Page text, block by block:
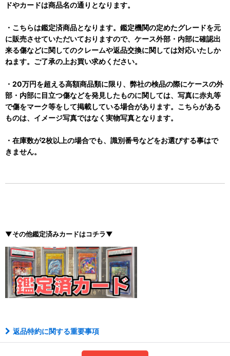
ドやカードは商品名の通りとなります。
・こちらは鑑定済商品となります。鑑定機関の定めたグレードを元
に販売させていただいておりますので、ケース外部・内部に確認出
来る傷などに関してのクレームや返品交換に関しては対応いたしか
ねます。ご了承の上お買い求めください。
・20万円を超える高額商品類に限り、弊社の検品の際にケースの外
部・内部に目立つ傷などを発見したものに関しては、写真に赤丸等
で傷をマーク等をして掲載している場合があります。こちらがある
ものは、イメージ写真ではなく実物写真となります。
・在庫数が2枚以上の場合でも、識別番号などをお選びする事はで
きません。
▼その他鑑定済みカードはコチラ▼
返品特約に関する重要事項